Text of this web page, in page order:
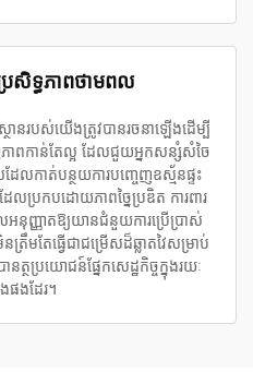
រសិទ្ធភាពថាមពល
របស់យើងត្រូវបានរចនាឡើងដើម្បី
ធភាពកាន់តែល្អ ដែលជួយអ្នកសន្សំសំចៃ
លកាត់បន្ថយការបញ្ចេញឧស្ម័នផ្ទះ
ែលប្រកបដោយភាពច្នៃប្រឌិត ការពារ
នុញ្ញាតឱ្យយានជំនួយការប្រើប្រាស់
មតែធ្វើជាជម្រើសដ៏ឆ្លាតវៃសម្រាប់
ត្ថប្រយោជន៍ផ្នែកសេដ្ឋកិច្ចក្នុងរយៈ
ផងដែរ។